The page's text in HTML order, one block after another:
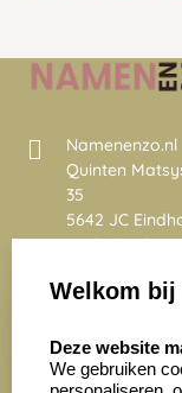
Namenenzo.nl
Quinten
35
5642 JC
Nederland
4028
Welkom bij
Deze website
We gebruiken